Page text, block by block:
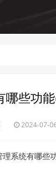
哪些功
2024-07-
系统有哪些